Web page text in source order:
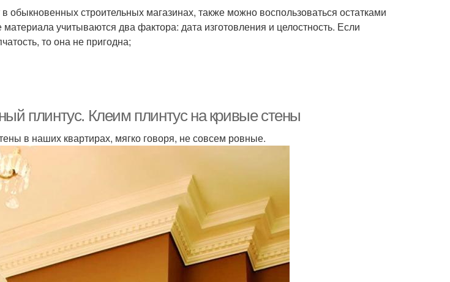
обыкновенных строительных магазинах, также можно воспользоваться остатками
учитываются два фактора: дата изготовления и целостность. Если
то она не пригодна;
плинтус. Клеим плинтус на кривые стены
в наших квартирах, мягко говоря, не совсем ровные.